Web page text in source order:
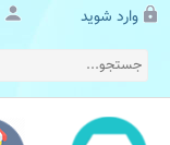
وارد شوید